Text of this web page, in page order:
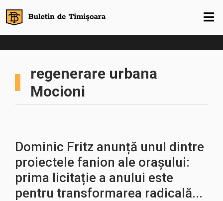
regenerare urbana
Mocioni
Dominic Fritz anunță unul dintre
proiectele fanion ale orașului:
prima licitație a anului este
pentru transformarea radicală...